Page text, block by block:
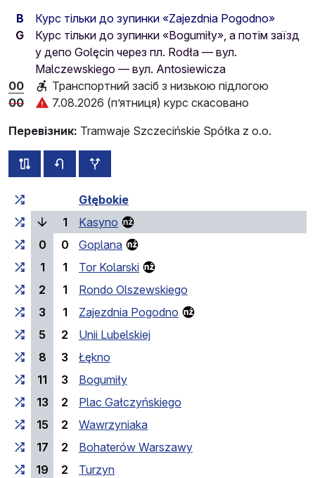
B
Курс тільки до зупинки «Zajezdnia Pogodno»
G
Курс тільки до зупинки «Bogumiły», а потім заїзд
у депо Golęcin через пл. Rodła — вул.
Malczewskiego — вул. Antosiewicza
00
Транспортний засіб з низькою підлогою
00
7.08.2026 (п’ятниця) курс скасовано
Перевізник: Tramwaje Szczecińskie Spółka z o.o.
всі схеми цього маршруту
розклад руху у зворотньому напрямку
Загальний час у дорозі
Głębokie
1
Kasyno
0
0
Goplana
1
1
Tor Kolarski
2
1
Rondo Olszewskiego
3
1
Zajezdnia Pogodno
5
2
Unii Lubelskiej
8
3
Łękno
11
3
Bogumiły
13
2
Plac Gałczyńskiego
15
2
Wawrzyniaka
17
2
Bohaterów Warszawy
19
2
Turzyn